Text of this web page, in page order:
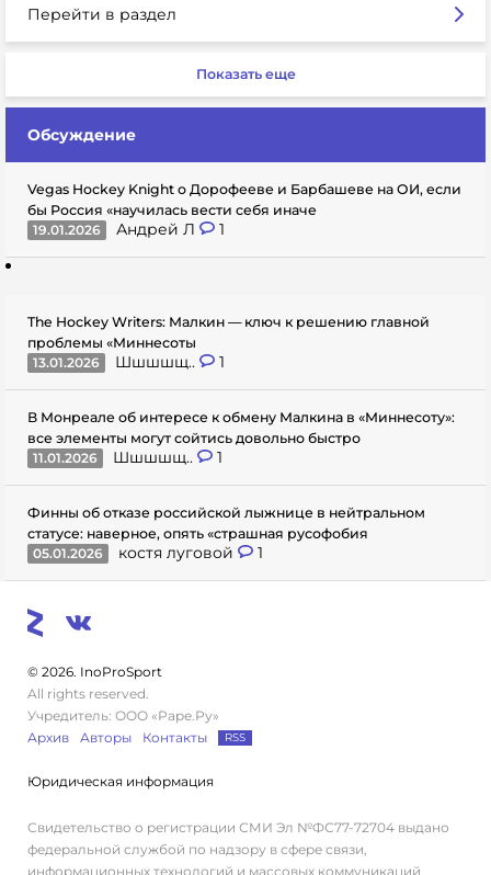
Перейти в раздел
Показать еще
Обсуждение
Vegas Hockey Knight о Дорофееве и Барбашеве на ОИ, если
бы Россия «научилась вести себя иначе
19.01.2026
Андрей Л 1
The Hockey Writers: Малкин — ключ к решению главной
проблемы «Миннесоты
13.01.2026
Шшшшщ.. 1
В Монреале об интересе к обмену Малкина в «Миннесоту»:
все элементы могут сойтись довольно быстро
11.01.2026
Шшшшщ.. 1
Финны об отказе российской лыжнице в нейтральном
статусе: наверное, опять «страшная русофобия
05.01.2026
костя луговой 1
© 2026. InoProSport
All rights reserved.
Учредитель: ООО «Раре.Ру»
Архив
Авторы Контакты RSS
Юридическая информация
Свидетельство о регистрации СМИ Эл №ФС77-72704 выдано
федеральной службой по надзору в сфере связи,
информационных технологий и массовых коммуникаций